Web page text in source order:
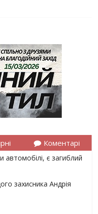
Коментарі
автомобілі, є загиблий
захисника Андрія